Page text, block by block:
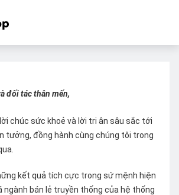
đối tác thân mến,
chúc sức khoẻ và lời tri ân sâu sắc tới
tưởng, đồng hành cùng chúng tôi trong
kết quả tích cực trong sứ mệnh hiện
ngành bán lẻ truyền thống của hệ thống